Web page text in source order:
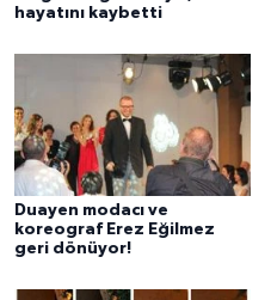
hayatını kaybetti
Duayen modacı ve
koreograf Erez Eğilmez
geri dönüyor!